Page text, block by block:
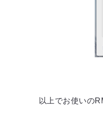
以上でお使いの